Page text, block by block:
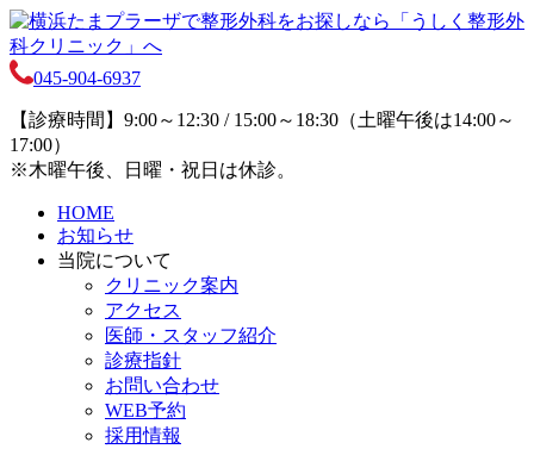
045-904-6937
【診療時間】9:00～12:30 / 15:00～18:30（土曜午後は14:00～
17:00）
※木曜午後、日曜・祝日は休診。
HOME
お知らせ
当院について
クリニック案内
アクセス
医師・スタッフ紹介
診療指針
お問い合わせ
WEB予約
採用情報